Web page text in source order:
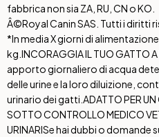
fabbrica non sia ZA, RU, CN o KO.
Â©Royal Canin SAS. Tutti i diritti
*In media X giorni di
kg. INCORAGGIA IL TUO GATTO
apporto giornaliero di acqua
delle urine e la loro diluizione,
urinario dei gatti. ADATTO PER
SOTTO CONTROLLO MEDICO
URINARISe hai dubbi o domande